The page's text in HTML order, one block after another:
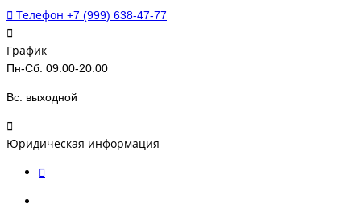
Телефон +7 (999) 638-47-77
График
Пн-Сб: 09:00-20:00
Вс: выходной
Юридическая информация